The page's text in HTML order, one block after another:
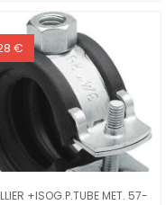
+ISOG.P.TUBE MET. 57-
€